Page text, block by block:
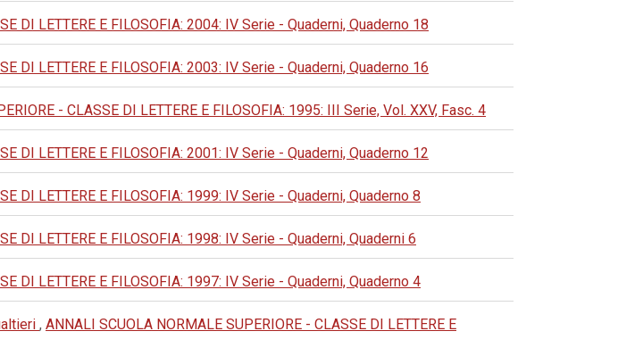
DI LETTERE E FILOSOFIA: 2004: IV Serie - Quaderni, Quaderno 18
DI LETTERE E FILOSOFIA: 2003: IV Serie - Quaderni, Quaderno 16
- CLASSE DI LETTERE E FILOSOFIA: 1995: III Serie, Vol. XXV, Fasc. 4
DI LETTERE E FILOSOFIA: 2001: IV Serie - Quaderni, Quaderno 12
DI LETTERE E FILOSOFIA: 1999: IV Serie - Quaderni, Quaderno 8
DI LETTERE E FILOSOFIA: 1998: IV Serie - Quaderni, Quaderni 6
DI LETTERE E FILOSOFIA: 1997: IV Serie - Quaderni, Quaderno 4
, ANNALI SCUOLA NORMALE SUPERIORE - CLASSE DI LETTERE E